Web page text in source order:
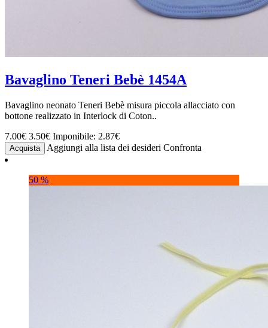
Bavaglino Teneri Bebè 1454A
Bavaglino neonato Teneri Bebè misura piccola allacciato con
bottone realizzato in Interlock di Coton..
7.00€ 3.50€ Imponibile: 2.87€
Acquista Aggiungi alla lista dei desideri Confronta
50 %